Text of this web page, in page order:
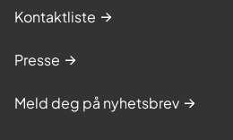
Kontaktliste
Presse
Meld deg på nyhetsbrev